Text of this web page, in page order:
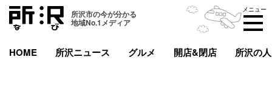
所沢市の今が分かる
地域No.1メディア
メニュー
HOME 所沢ニュース グルメ 開店&閉店 所沢の人